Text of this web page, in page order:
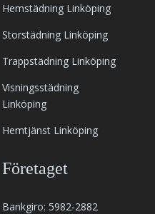
Hemstädning Linköping
Storstädning Linköping
Trappstädning Linköping
Visningsstädning
Linköping
Hemtjänst Linköping
Företaget
Bankgiro: 5982-2882